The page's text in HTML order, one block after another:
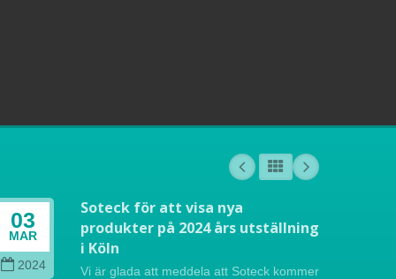
03
MAR
2024
Soteck för att visa nya
produkter på 2024 års utställning
i Köln
Vi är glada att meddela att Soteck kommer